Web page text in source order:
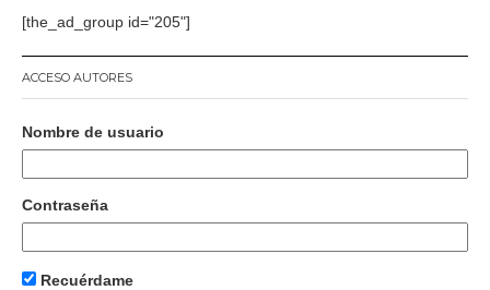
[the_ad_group id="205"]
ACCESO AUTORES
Nombre de usuario
Contraseña
Recuérdame